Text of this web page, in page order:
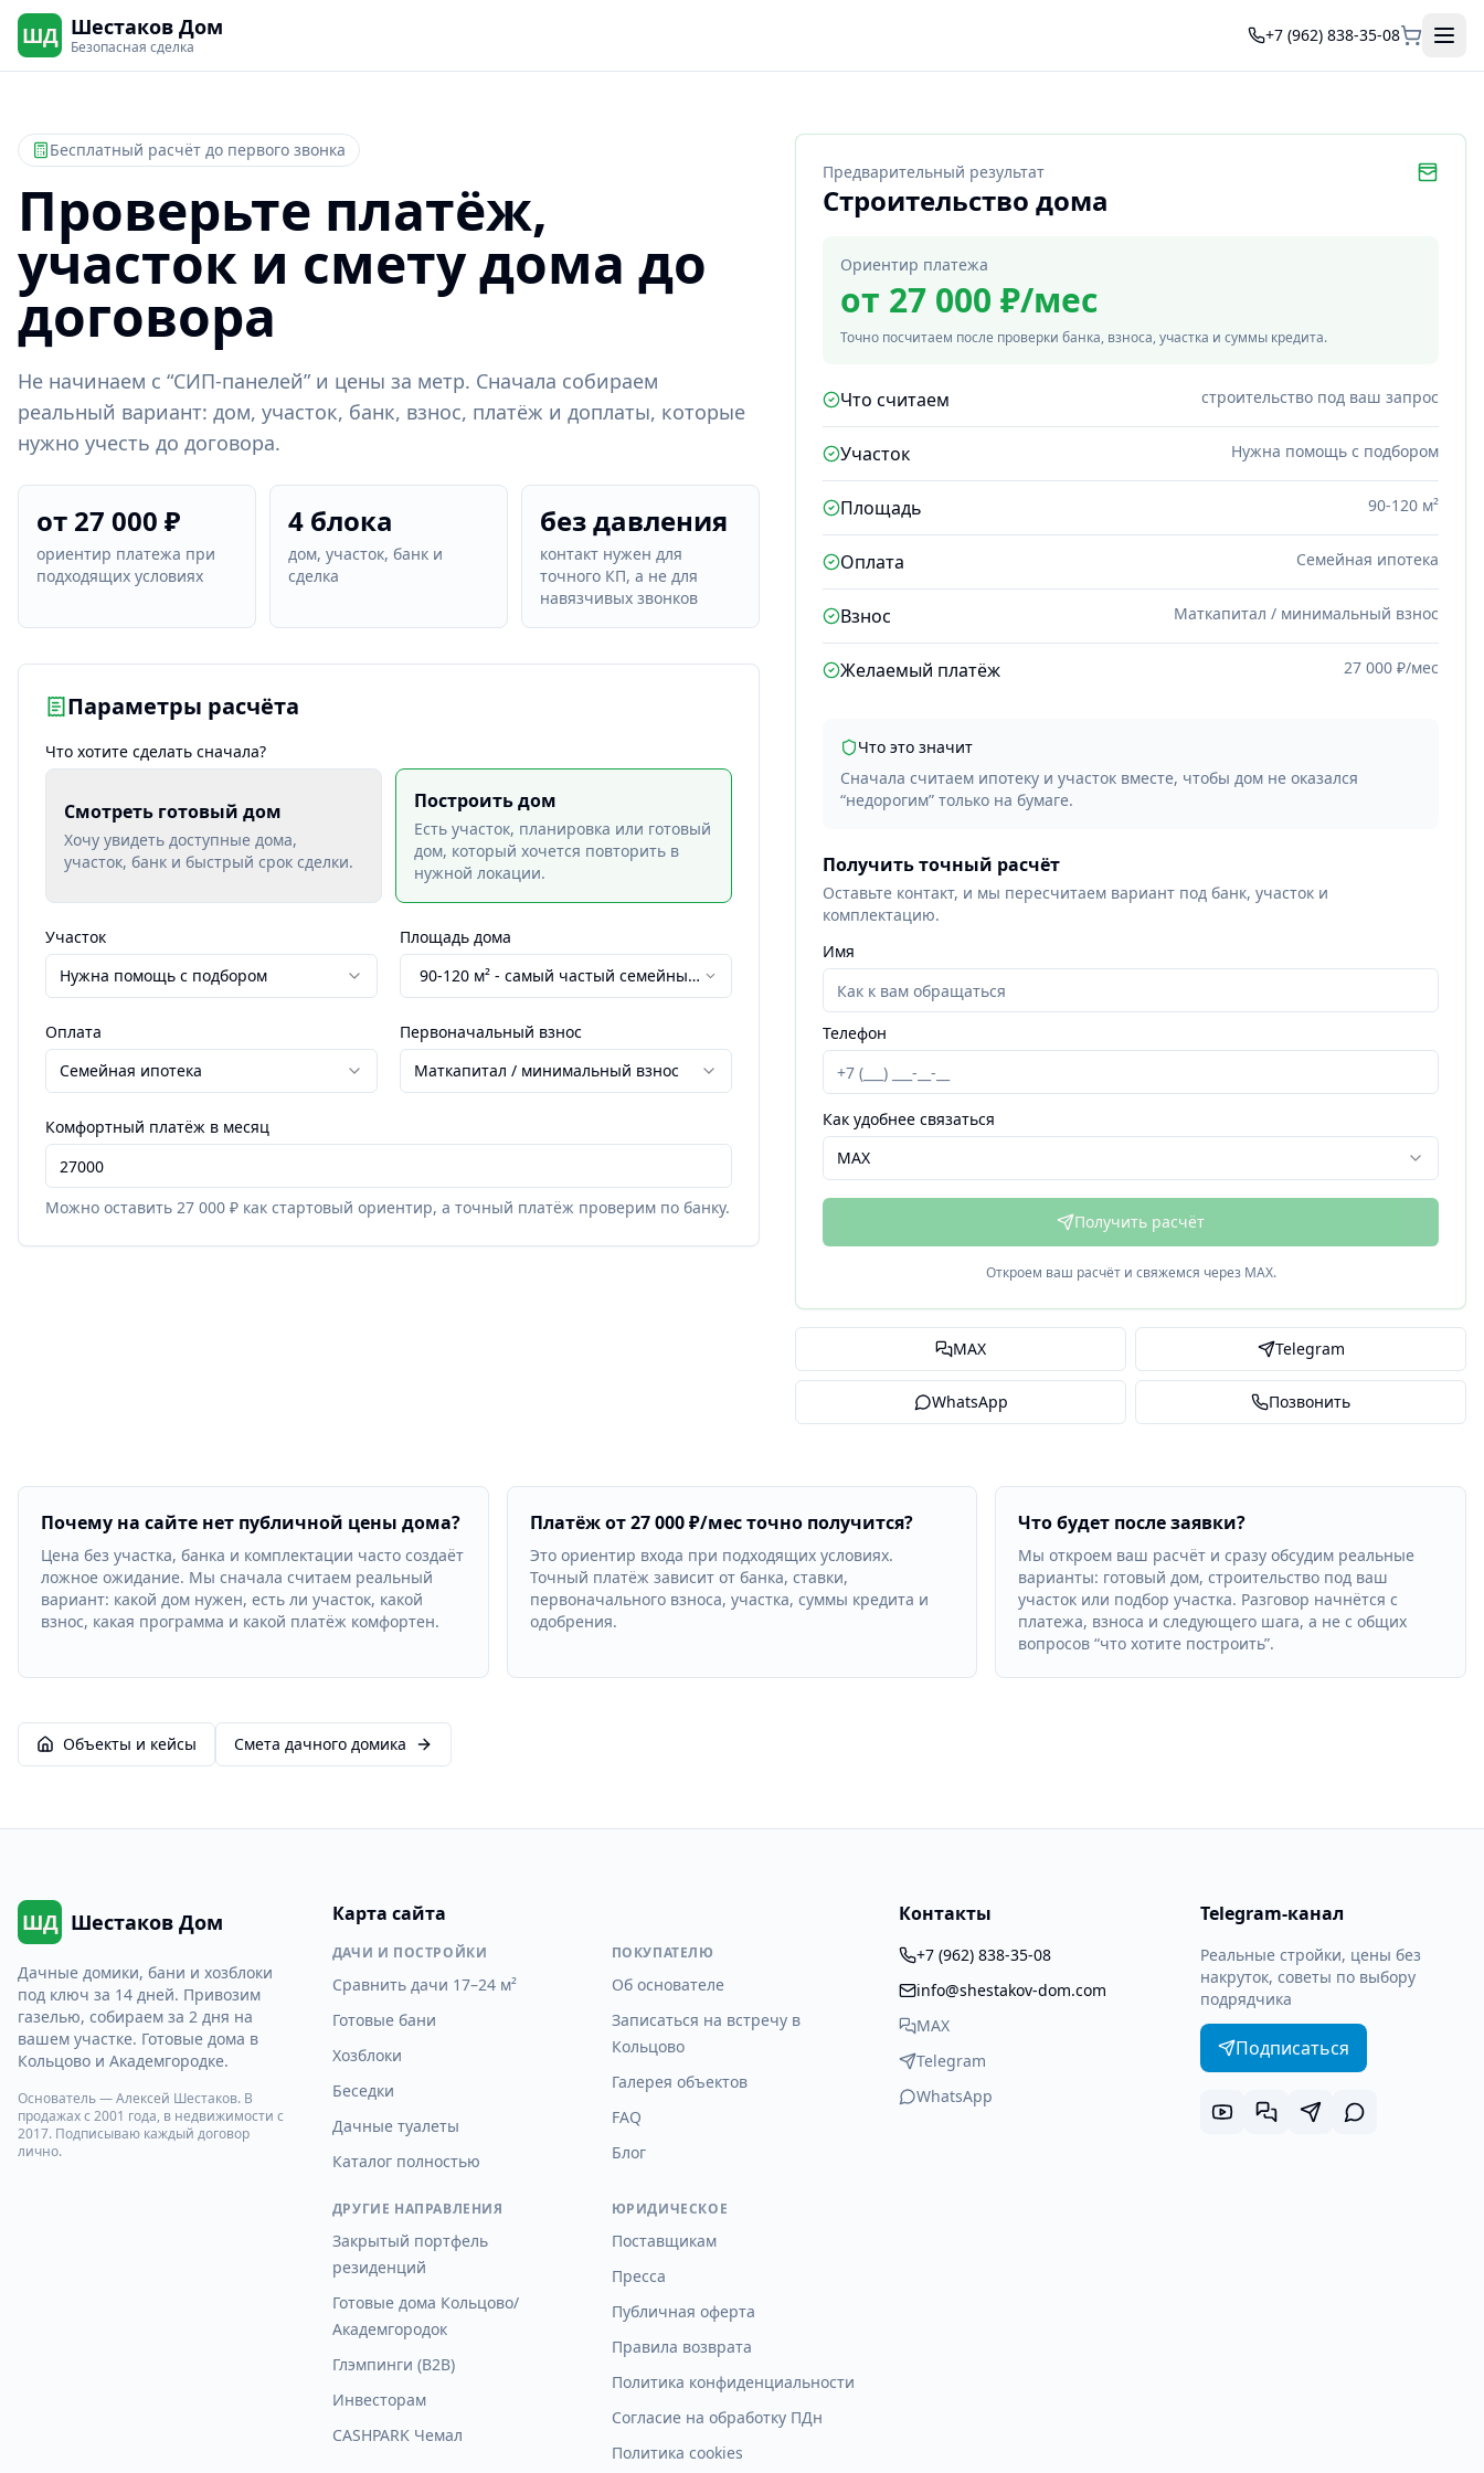
ШД Шестаков Дом
Безопасная сделка
+7 (962) 838-35-08
Бесплатный расчёт до первого звонка
Проверьте платёж,
участок и смету дома до
договора
Не начинаем с “СИП-панелей” и цены за метр. Сначала собираем
реальный вариант: дом, участок, банк, взнос, платёж и доплаты, которые
нужно учесть до договора.
от 27 000 ₽
ориентир платежа при
подходящих условиях
4 блока
дом, участок, банк и
сделка
без давления
контакт нужен для
точного КП, а не для
навязчивых звонков
Параметры расчёта
Что хотите сделать сначала?
Смотреть готовый дом
Хочу увидеть доступные дома,
участок, банк и быстрый срок сделки.
Построить дом
Есть участок, планировка или готовый
дом, который хочется повторить в
нужной локации.
Участок
Нужна помощь с подбором
Площадь дома
90-120 м²- самый частый семейный
диапазон
Оплата
Семейная ипотека
Первоначальный взнос
Маткапитал / минимальный взнос
Комфортный платёж в месяц
Можно оставить 27 000 ₽ как стартовый ориентир, а точный платёж проверим по банку.
Предварительный результат
Строительство дома
Ориентир платежа
от 27 000 ₽/мес
Точно посчитаем после проверки банка, взноса, участка и суммы кредита.
Что считаем строительство под ваш запрос
Участок Нужна помощь с подбором
Площадь 90-120 м²
Оплата Семейная ипотека
Взнос Маткапитал / минимальный взнос
Желаемый платёж 27 000 ₽/мес
Что это значит
Сначала считаем ипотеку и участок вместе, чтобы дом не оказался
“недорогим” только на бумаге.
Получить точный расчёт
Оставьте контакт, и мы пересчитаем вариант под банк, участок и
комплектацию.
Имя
Телефон
Как удобнее связаться
MAX
Получить расчёт
Откроем ваш расчёт и свяжемся через MAX.
MAX Telegram
WhatsApp Позвонить
Почему на сайте нет публичной цены дома?
Цена без участка, банка и комплектации часто создаёт
ложное ожидание. Мы сначала считаем реальный
вариант: какой дом нужен, есть ли участок, какой
взнос, какая программа и какой платёж комфортен.
Платёж от 27 000 ₽/мес точно получится?
Это ориентир входа при подходящих условиях.
Точный платёж зависит от банка, ставки,
первоначального взноса, участка, суммы кредита и
одобрения.
Что будет после заявки?
Мы откроем ваш расчёт и сразу обсудим реальные
варианты: готовый дом, строительство под ваш
участок или подбор участка. Разговор начнётся с
платежа, взноса и следующего шага, а не с общих
вопросов “что хотите построить”.
Объекты и кейсы Смета дачного домика
ШД Шестаков Дом
Дачные домики, бани и хозблоки
под ключ за 14 дней. Привозим
газелью, собираем за 2 дня на
вашем участке. Готовые дома в
Кольцово и Академгородке.
Основатель — Алексей Шестаков. В
продажах с 2001 года, в недвижимости с
2017. Подписываю каждый договор
лично.
Карта сайта
ДАЧИ И ПОСТРОЙКИ
Сравнить дачи 17–24 м²
Готовые бани
Хозблоки
Беседки
Дачные туалеты
Каталог полностью
ПОКУПАТЕЛЮ
Об основателе
Записаться на встречу в
Кольцово
Галерея объектов
FAQ
Блог
ДРУГИЕ НАПРАВЛЕНИЯ
Закрытый портфель
резиденций
Готовые дома Кольцово/
Академгородок
Глэмпинги (B2B)
Инвесторам
CASHPARK Чемал
ЮРИДИЧЕСКОЕ
Поставщикам
Пресса
Публичная оферта
Правила возврата
Политика конфиденциальности
Согласие на обработку ПДн
Политика cookies
Контакты
+7 (962) 838-35-08
info@shestakov-dom.com
MAX
Telegram
WhatsApp
Telegram-канал
Реальные стройки, цены без
накруток, советы по выбору
подрядчика
Подписаться